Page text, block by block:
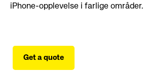
iPhone-opplevelse i farlige områder.
Get a quote